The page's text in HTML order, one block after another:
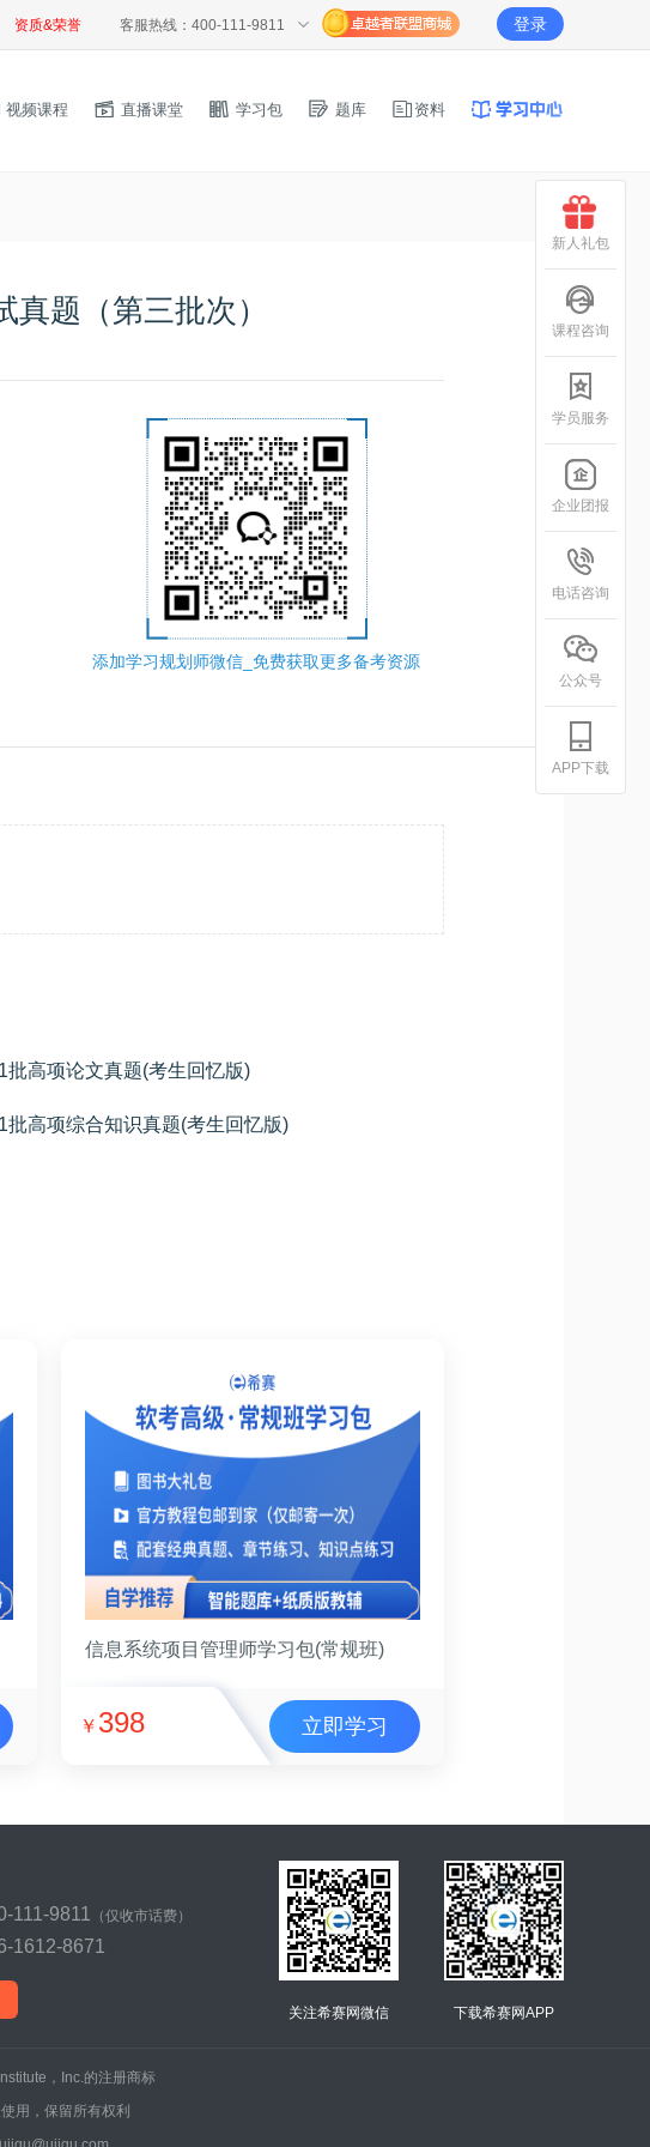
资质&荣誉 客服热线：400-111-9811 登录
视频课程 直播课堂 学习包 题库 资料
题（第三批次）
添加学习规划师微信_免费获取更多备考资源
批高项论文真题(考生回忆版)
批高项综合知识真题(考生回忆版)
信息系统项目管理师学习包(常规班)
￥ 398 立即学习
111-9811
（仅收市话费）
1612-8671
关注希赛网微信 下载希赛网APP
，Inc.的注册商标
用，保留所有权利
新人礼包
课程咨询
学员服务
企业团报
电话咨询
公众号
APP下载